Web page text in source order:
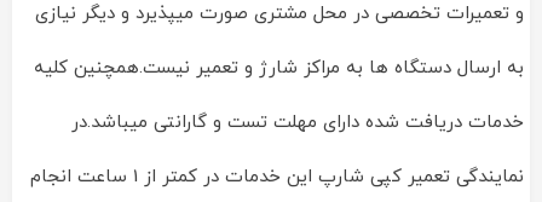
و تعمیرات تخصصی در محل مشتری صورت میپذیرد و دیگر نیازی
به ارسال دستگاه ها به مراکز شارژ و تعمیر نیست.همچنین کلیه
خدمات دریافت شده دارای مهلت تست و گارانتی میباشد.در
نمایندگی تعمیر کپی شارپ این خدمات در کمتر از 1 ساعت انجام